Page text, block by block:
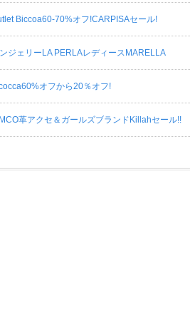
Biccoa60-70%オフ!CARPISAセール!
ェリーLA PERLAレディースMARELLA
オフから20％オフ!
革アクセ＆ガールズブランドKillahセール!!